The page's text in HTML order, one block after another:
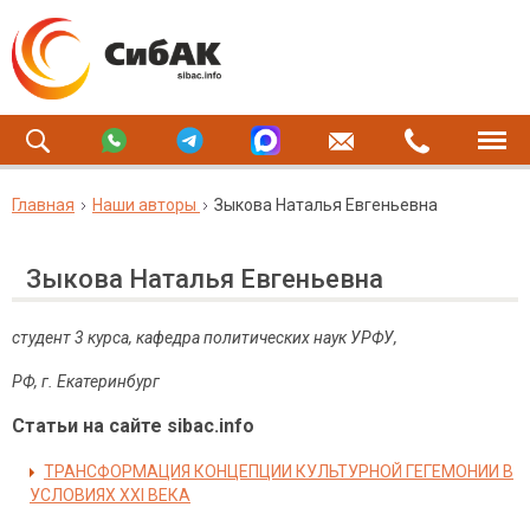
Главная Наши авторы Зыкова Наталья Евгеньевна
Зыкова Наталья Евгеньевна
студент 3 курса, кафедра политических наук УРФУ,
РФ, г. Екатеринбург
Статьи на сайте sibac.info
ТРАНСФОРМАЦИЯ КОНЦЕПЦИИ КУЛЬТУРНОЙ ГЕГЕМОНИИ В
УСЛОВИЯХ XXI ВЕКА